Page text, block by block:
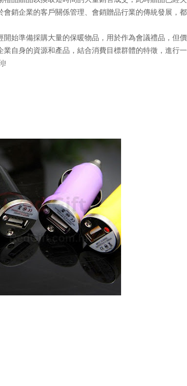
銷企業的客戶關係管理、會銷贈品行業的傳統發展，
始準備採購大量的保暖物品，用於作為會議禮品，但
自身的資源和產品，結合消費目標群體的特徵，進行
!